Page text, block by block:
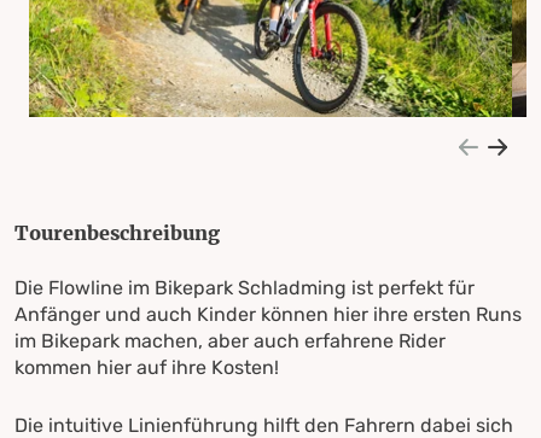
Tourenbeschreibung
Die Flowline im Bikepark Schladming ist perfekt für
Anfänger und auch Kinder können hier ihre ersten Runs
im Bikepark machen, aber auch erfahrene Rider
kommen hier auf ihre Kosten!
Die intuitive Linienführung hilft den Fahrern dabei sich